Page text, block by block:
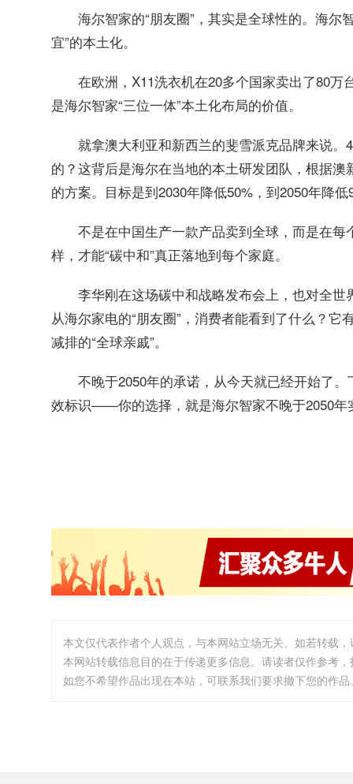
海尔智家的“朋友圈”，其实是全球性的。海
宜”的本土化。
在欧洲，X11洗衣机在20多个国家卖出了80
是海尔智家“三位一体”本土化布局的价值。
就拿澳大利亚和新西兰的斐雪派克品牌来说
的？这背后是海尔在当地的本土研发团队，根据
的方案。目标是到2030年降低50%，到2050年降低
不是在中国生产一款产品卖到全球，而是在
样，才能“碳中和”真正落地到每个家庭。
李华刚在这场碳中和战略发布会上，也对全
从海尔家电的“朋友圈”，消费者能看到了什么？它
减排的“全球亲戚”。
不晚于2050年的承诺，从今天就已经开始了
效标识——你的选择，就是海尔智家不晚于2050年
本文仅代表作者个人观点，与本网站立场无关。如若转载
本网站转载信息目的在于传递更多信息。请读者仅作参考
如您不希望作品出现在本站，可联系我们要求撤下您的作